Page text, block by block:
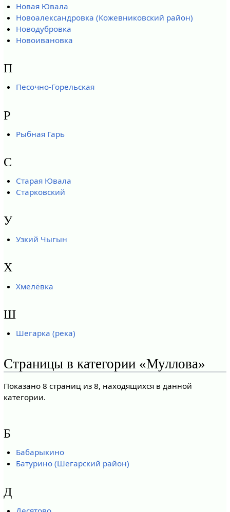
Новая Ювала
Новоалександровка (Кожевниковский район)
Новодубровка
Новоивановка
П
Песочно-Горельская
Р
Рыбная Гарь
С
Старая Ювала
Старковский
У
Узкий Чыгын
Х
Хмелёвка
Ш
Шегарка (река)
Страницы в категории «Муллова»
Показано 8 страниц из 8, находящихся в данной
категории.
Б
Бабарыкино
Батурино (Шегарский район)
Д